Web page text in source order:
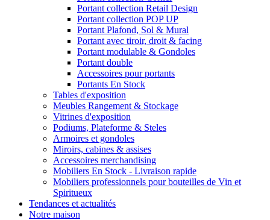
Portant collection Retail Design
Portant collection POP UP
Portant Plafond, Sol & Mural
Portant avec tiroir, droit & facing
Portant modulable & Gondoles
Portant double
Accessoires pour portants
Portants En Stock
Tables d'exposition
Meubles Rangement & Stockage
Vitrines d'exposition
Podiums, Plateforme & Steles
Armoires et gondoles
Miroirs, cabines & assises
Accessoires merchandising
Mobiliers En Stock - Livraison rapide
Mobiliers professionnels pour bouteilles de Vin et
Spiritueux
Tendances et actualités
Notre maison